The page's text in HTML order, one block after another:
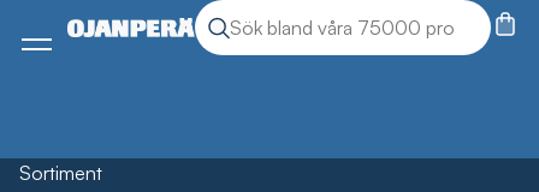
Sök produkter
Sök
Meny
Sortiment